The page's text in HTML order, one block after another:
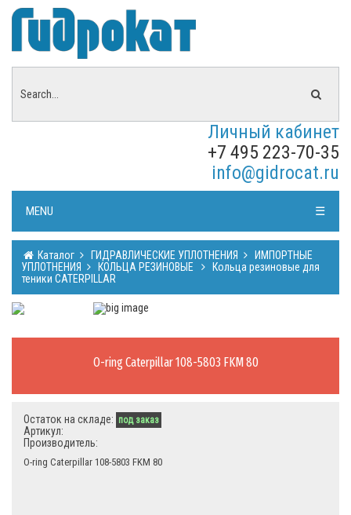
Личный кабинет
+7 495 223-70-35
info@gidrocat.ru
MENU ☰
Каталог ГИДРАВЛИЧЕСКИЕ УПЛОТНЕНИЯ
ИМПОРТНЫЕ
УПЛОТНЕНИЯ
КОЛЬЦА РЕЗИНОВЫЕ
Кольца резиновые для
теники CATERPILLAR
O-ring Caterpillar 108-5803 FKM 80
Остаток на складе: под заказ
Артикул:
Производитель:
O-ring Caterpillar 108-5803 FKM 80